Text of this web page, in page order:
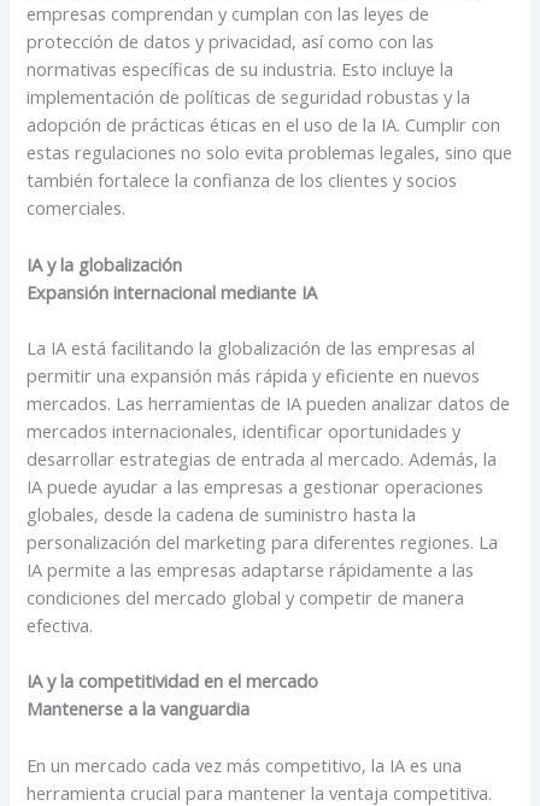
empresas comprendan y cumplan con las leyes de
protección de datos y privacidad, así como con las
normativas específicas de su industria. Esto incluye la
implementación de políticas de seguridad robustas y la
adopción de prácticas éticas en el uso de la IA. Cumplir con
estas regulaciones no solo evita problemas legales, sino que
también fortalece la confianza de los clientes y socios
comerciales.
IA y la globalización
Expansión internacional mediante IA
La IA está facilitando la globalización de las empresas al
permitir una expansión más rápida y eficiente en nuevos
mercados. Las herramientas de IA pueden analizar datos de
mercados internacionales, identificar oportunidades y
desarrollar estrategias de entrada al mercado. Además, la
IA puede ayudar a las empresas a gestionar operaciones
globales, desde la cadena de suministro hasta la
personalización del marketing para diferentes regiones. La
IA permite a las empresas adaptarse rápidamente a las
condiciones del mercado global y competir de manera
efectiva.
IA y la competitividad en el mercado
Mantenerse a la vanguardia
En un mercado cada vez más competitivo, la IA es una
herramienta crucial para mantener la ventaja competitiva.